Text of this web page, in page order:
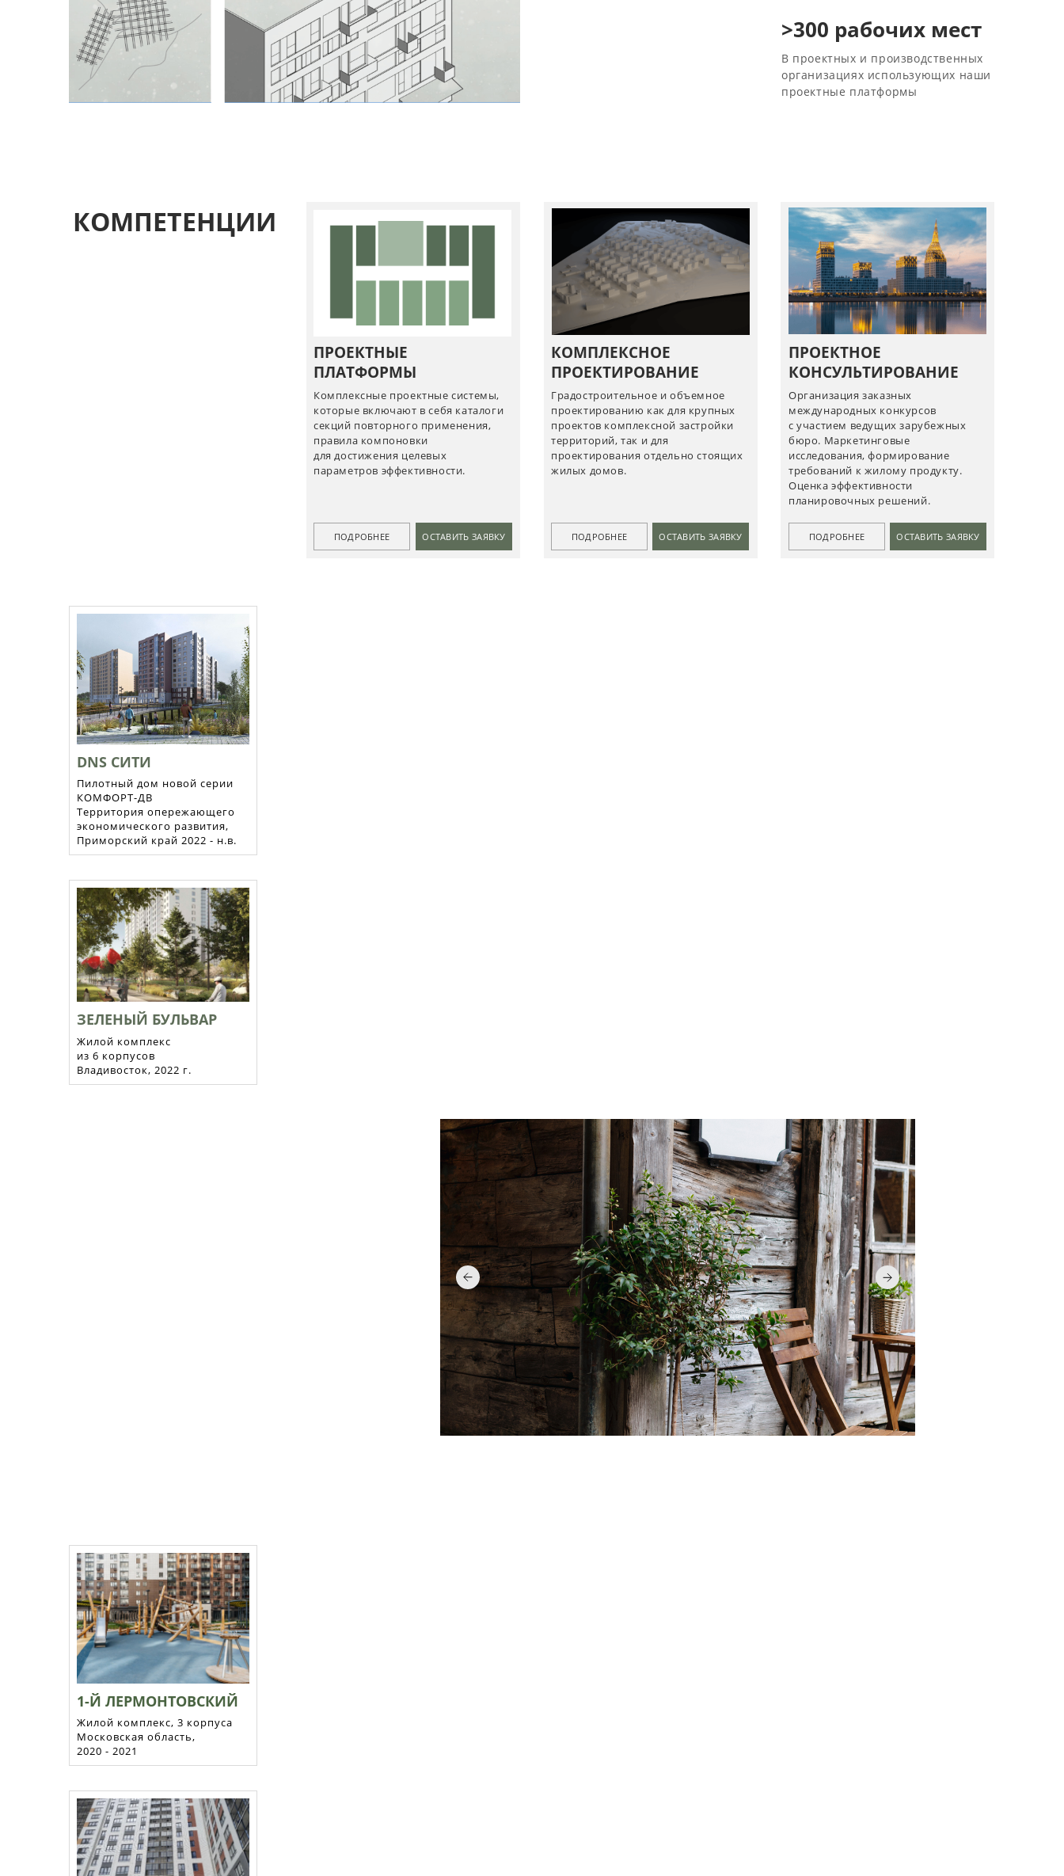
>300 рабочих мест
В проектных и производственных
организациях использующих наши
проектные платформы
КОМПЕТЕНЦИИ
ПРОЕКТНЫЕ
ПЛАТФОРМЫ
КОМПЛЕКСНОЕ
ПРОЕКТИРОВАНИЕ
Комплексные проектные системы,
которые включают в себя каталоги
секций повторного применения,
правила компоновки
для достижения целевых
параметров эффективности.
Градостроительное и объемное
проектированию как для крупных
проектов комплексной застройки
территорий, так и для
проектирования отдельно стоящих
жилых домов.
ПОДРОБНЕЕ ПОДРОБНЕЕ
ОСТАВИТЬ ЗАЯВКУ ОСТАВИТЬ ЗАЯВКУ
ПРОЕКТНОЕ
КОНСУЛЬТИРОВАНИЕ
Организация заказных
международных конкурсов
с участием ведущих зарубежных
бюро. Маркетинговые
исследования, формирование
требований к жилому продукту.
Оценка эффективности
планировочных решений.
ПОДРОБНЕЕ ОСТАВИТЬ ЗАЯВКУ
DNS СИТИ
Пилотный дом новой серии
КОМФОРТ-ДВ
Территория опережающего
экономического развития,
Приморский край 2022 - н.в.
ЗЕЛЕНЫЙ БУЛЬВАР
Жилой комплекс
из 6 корпусов
Владивосток, 2022 г.
1-Й ЛЕРМОНТОВСКИЙ
Жилой комплекс, 3 корпуса
Московская область,
2020 - 2021